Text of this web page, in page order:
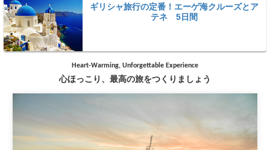
ギリシャ旅行の定番！エーゲ海クルーズとア
テネ 5日間
Heart-Warming, Unforgettable Experience
心ほっこり、最高の旅をつくりましょう